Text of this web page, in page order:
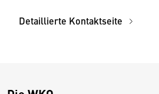
Detaillierte Kontaktseite